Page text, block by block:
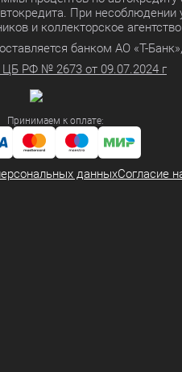
При
и коллекторское
банком АО «Т-Банк»,
РФ № 2673 от 09.07.2024 г
Принимаем к оплате:
данныхСогласие